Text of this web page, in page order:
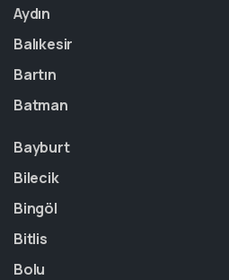
Aydın
Balıkesir
Bartın
Batman
Bayburt
Bilecik
Bingöl
Bitlis
Bolu